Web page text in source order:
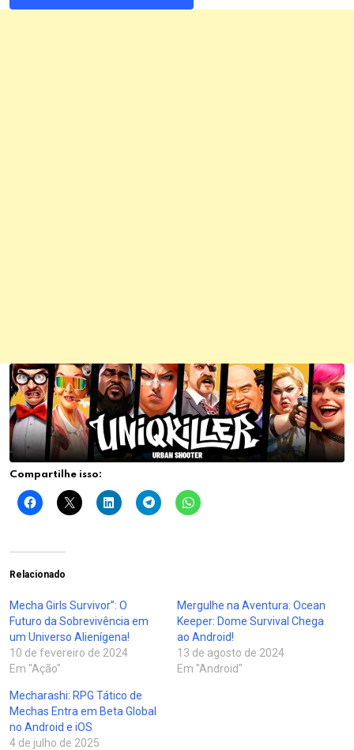
Compartilhe isso:
Relacionado
Mecha Girls Survivor”: O
Futuro da Sobrevivência em
um Universo Alienígena!
10 de fevereiro de 2024
Em "Ação"
Mergulhe na Aventura: Ocean
Keeper: Dome Survival Chega
ao Android!
13 de agosto de 2024
Em "Android"
Mecharashi: RPG Tático de
Mechas Entra em Beta Global
no Android e iOS
4 de julho de 2025